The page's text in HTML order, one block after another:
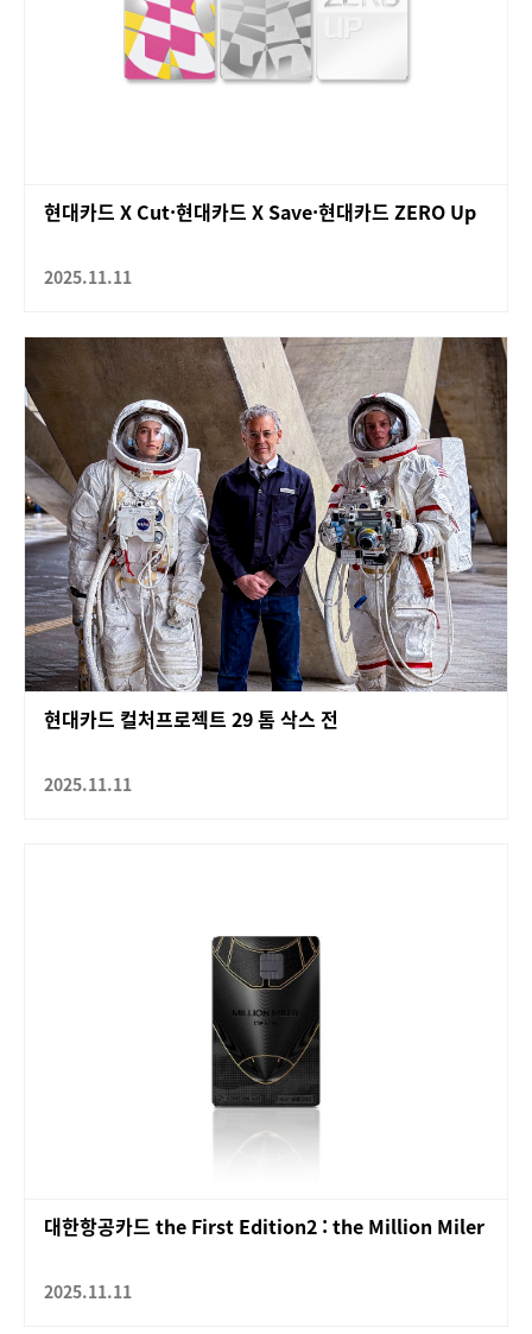
현대카드 X Cut·현대카드 X Save·현대카드 ZERO Up
2025.11.11
현대카드 컬처프로젝트 29 톰 삭스 전
2025.11.11
대한항공카드 the First Edition2 : the Million Miler
2025.11.11